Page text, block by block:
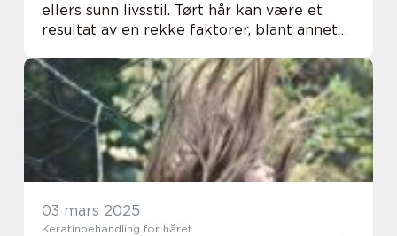
ellers sunn livsstil. Tørt hår kan være et
resultat av en rekke faktorer, blant annet
03 mars 2025
Keratinbehandling for håret